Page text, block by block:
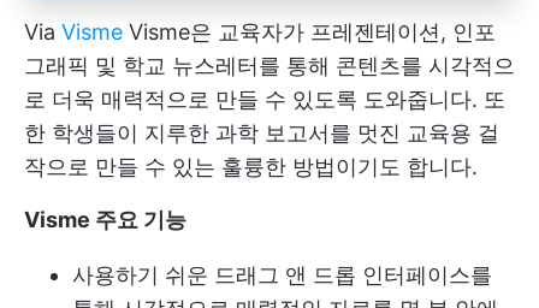
Via Visme Visme은 교육자가 프레젠테이션, 인포
그래픽 및 학교 뉴스레터를 통해 콘텐츠를 시각적으
로 더욱 매력적으로 만들 수 있도록 도와줍니다. 또
한 학생들이 지루한 과학 보고서를 멋진 교육용 걸
작으로 만들 수 있는 훌륭한 방법이기도 합니다.
Visme 주요 기능
사용하기 쉬운 드래그 앤 드롭 인터페이스를